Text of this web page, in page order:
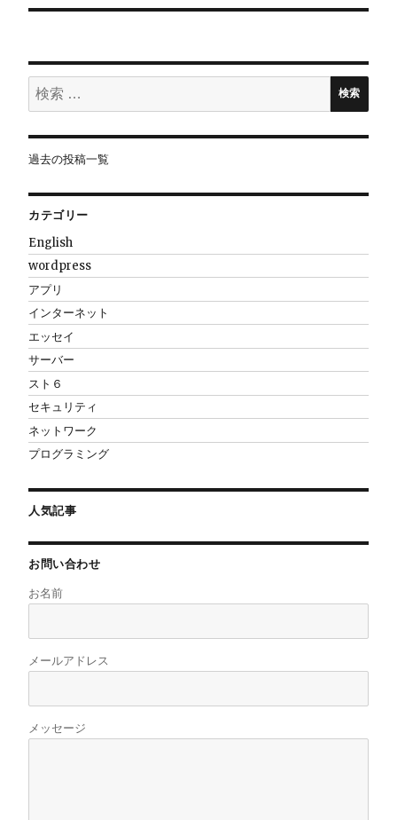
ー
ョ
ン
検
索:
検索
過去の投稿一覧
カテゴリー
English
wordpress
アプリ
インターネット
エッセイ
サーバー
スト６
セキュリティ
ネットワーク
プログラミング
人気記事
お問い合わせ
お名前
メールアドレス
メッセージ